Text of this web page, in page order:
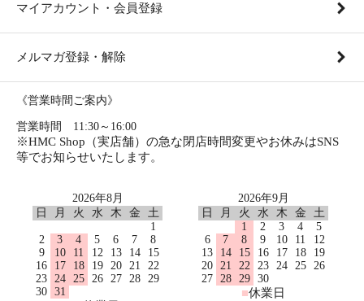
マイアカウント・会員登録
メルマガ登録・解除
《営業時間ご案内》
営業時間 11:30～16:00
※HMC Shop（実店舗）の急な閉店時間変更やお休みはSNS
等でお知らせいたします。
2026年8月
日
月 火 水 木 金
土
1
2
3 4 5 6 7
8
9
10 11 12 13 14
15
16
17 18 19 20 21
22
23
24 25 26 27 28
29
30 31
2026年9月
日
月 火 水 木 金
土
1
2 3 4
5
6
7 8 9 10 11
12
13
14 15 16 17 18
19
20
21 22 23 24 25
26
27
28 29 30
■休業日